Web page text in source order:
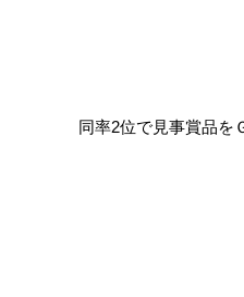
同率2位で見事賞品を